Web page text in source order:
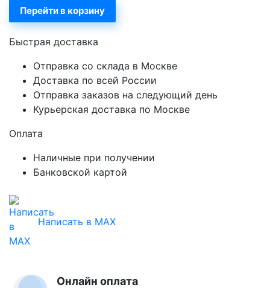
Перейти в корзину
Быстрая доставка
Отправка со склада в Москве
Доставка по всей России
Отправка заказов на следующий день
Курьерская доставка по Москве
Оплата
Наличные при получении
Банковской картой
Написать в MAX
Онлайн оплата